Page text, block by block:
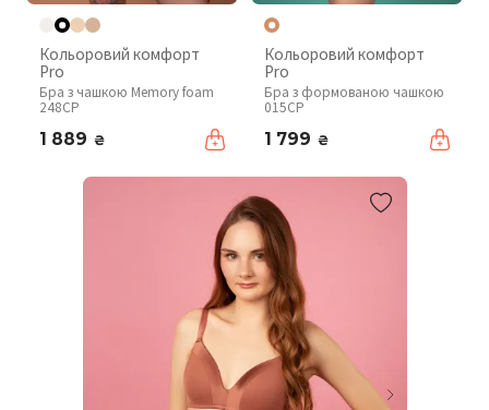
Кольоровий комфорт
Pro
Бра з чашкою Memory foam
248CP
1 889 ₴
Кольоровий комфорт
Pro
Бра з формованою чашкою
015CP
1 799 ₴